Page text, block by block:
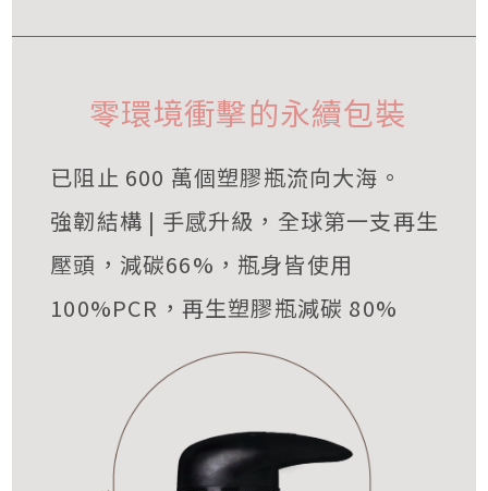
零環境衝擊的永續包裝
已阻止 600 萬個塑膠瓶流向大海。
強韌結構 | 手感升級，全球第一支再生
壓頭，減碳66%，瓶身皆使用
100%PCR，再生塑膠瓶減碳 80%